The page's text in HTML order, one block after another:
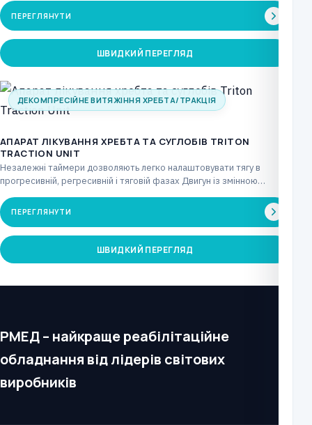
ПЕРЕГЛЯНУТИ
ШВИДКИЙ ПЕРЕГЛЯД
ДЕКОМПРЕСІЙНЕ ВИТЯЖІННЯ ХРЕБТА/ТРАКЦІЯ
АПАРАТ ЛІКУВАННЯ ХРЕБТА ТА СУГЛОБІВ TRITON
TRACTION UNIT
Незалежні таймери дозволяють легко налаштовувати тягу в
прогресивній, регресивній і тяговій фазах Двигун із змінною
ПЕРЕГЛЯНУТИ
ШВИДКИЙ ПЕРЕГЛЯД
РМЕД – найкраще реабілітаційне
обладнання від лідерів світових
виробників